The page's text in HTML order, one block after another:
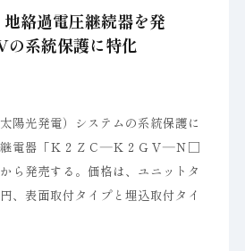
絡過電圧継続器を発
系統保護に特化
陽光発電）システムの系統保護に
継電器「Ｋ２ＺＣ―Ｋ２ＧＶ―Ｎ□
ら発売する。価格は、ユニットタ
、表面取付タイプと埋込取付タイ